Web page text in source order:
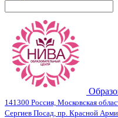
141300 Россия, Московская
Сергиев Посад, пр. Красной